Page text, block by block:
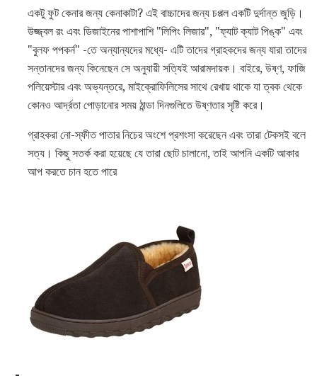
একটু ফুট কেনার জন্য কেনাকাটা? এই বাচ্চাদের জন্য চপ্পল একটি দুর্দান্ত জুড়ি।
উজ্জ্বল রং এবং ডিজাইনের পাশাপাশি "লিপিং লিজার", "ফ্যাট ক্যাট পিঙ্ক" এবং
"বুলফ পপকর্ন" -তে অন্যান্যদের মধ্যে- এটি তাদের গ্রাহকদের জন্য যারা তাদের
সন্তানদের জন্য কিনেছেন সে অনুযায়ী সত্যিই আরামদায়ক। বাইরে, উষ্ণ, ফাজি
পলিয়েস্টার এবং অভ্যন্তরে, মাইক্রোফিলিসের সাথে রেখায় থাকে যা ত্বক থেকে
কোনও আর্দ্রতা পোড়ানোর সময় ঠান্ডা দিনগুলিতে উষ্ণতার সৃষ্টি করে।
গ্রাহকরা নো-স্ফীত পাতার নিচের অংশে প্রশংসা করেছেন এবং তারা টেকসই বলে
সত্য। কিছু সতর্ক করা হয়েছে যে তারা ছোট চালানো, তাই আপনি একটি আকার
আপ করতে চান হতে পারে